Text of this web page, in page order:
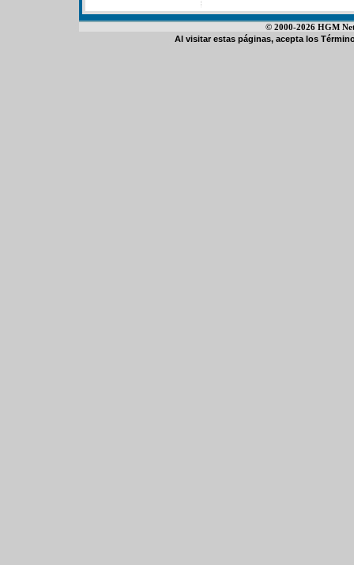
© 2000-2026 HGM
Al visitar estas páginas, acepta los